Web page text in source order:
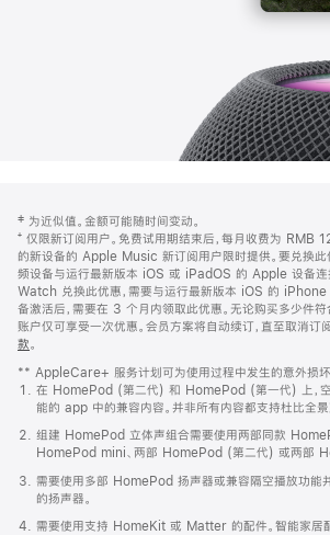
页
页
脚
注
‡ 为近似值。金额可能随时间变动。
⁺ 仅限新订阅用户。免费试用期结束后，每月收费为 RMB
的新设备的 Apple Music 新订阅用户限时提供。要兑换此
频设备与运行最新版本 iOS 或 iPadOS 的 Apple 设备连
Watch 兑换此优惠，需要与运行最新版本 iOS 的 iPhone
备激活后，需要在 3 个月内领取此优惠。无论购买多少件
账户仅可享受一次优惠。会员方案将自动续订，直至取消订
款。
窗
口
中
打
开)
** AppleCare+ 服务计划可为使用过程中发生的意外损坏
在 HomePod (第二代) 和 HomePod (第一代) 上，
能的 app 中的兼容内容。并非所有内容都支持杜比全景
组建 HomePod 立体声组合需要使用两部同款
HomePod mini、两部 HomePod (第二代) 或两部
需要使用多部 HomePod 扬声器或兼容隔空播放功能
的扬声器。
需要使用支持 HomeKit 或 Matter 的配件。智能家居